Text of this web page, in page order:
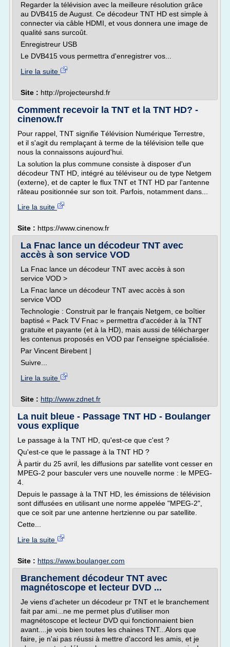
Regarder la télévision avec la meilleure résolution grâce
au DVB415 de August. Ce décodeur TNT HD est simple à
connecter via câble HDMI, et vous donnera une image de
qualité sans surcoût.
Enregistreur USB
Le DVB415 vous permettra d'enregistrer vos...
Lire la suite
Site : http://projecteurshd.fr
Comment recevoir la TNT et la TNT HD? -
cinenow.fr
Pour rappel, TNT signifie Télévision Numérique Terrestre,
et il s'agit du remplaçant à terme de la télévision telle que
nous la connaissons aujourd'hui.
La solution la plus commune consiste à disposer d'un
décodeur TNT HD, intégré au téléviseur ou de type Netgem
(externe), et de capter le flux TNT et TNT HD par l'antenne
râteau positionnée sur son toit. Parfois, notamment dans...
Lire la suite
Site : https://www.cinenow.fr
La Fnac lance un décodeur TNT avec
accès à son service VOD
La Fnac lance un décodeur TNT avec accès à son
service VOD >
La Fnac lance un décodeur TNT avec accès à son
service VOD
Technologie : Construit par le français Netgem, ce boîtier
baptisé « Pack TV Fnac » permettra d'accéder à la TNT
gratuite et payante (et à la HD), mais aussi de télécharger
les contenus proposés en VOD par l'enseigne spécialisée.
Par Vincent Birebent |
Suivre...
Lire la suite
Site : http://www.zdnet.fr
La nuit bleue - Passage TNT HD - Boulanger
vous explique
Le passage à la TNT HD, qu'est-ce que c'est ?
Qu'est-ce que le passage à la TNT HD ?
À partir du 25 avril, les diffusions par satellite vont cesser en
MPEG-2 pour basculer vers une nouvelle norme : le MPEG-
4.
Depuis le passage à la TNT HD, les émissions de télévision
sont diffusées en utilisant une norme appelée "MPEG-2",
que ce soit par une antenne hertzienne ou par satellite.
Cette...
Lire la suite
Site : https://www.boulanger.com
Branchement décodeur TNT avec
magnétoscope et lecteur DVD ...
Je viens d'acheter un décodeur pr TNT et le branchement
fait par ami...ne me permet plus d'utiliser mon
magnétoscope et lecteur DVD qui fonctionnaient bien
avant....je vois bien toutes les chaines TNT...Alors que
faire, je n'ai pas réussi à mettre d'accord les amis, et je